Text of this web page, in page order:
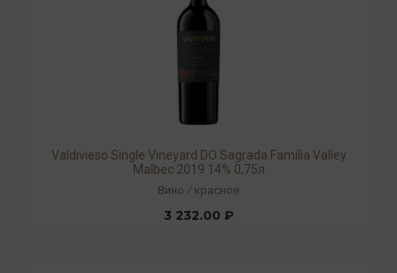
Valdivieso Single Vineyard DO Sagrada Familia Valley
Malbec 2019 14% 0,75л
Вино / красное
3 232.00 ₽